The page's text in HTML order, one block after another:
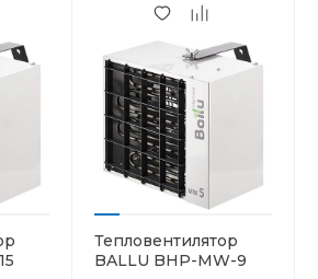
Тепловентилятор
BALLU BHP-MW-9